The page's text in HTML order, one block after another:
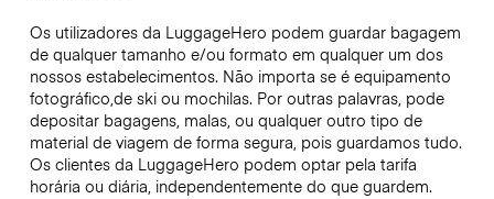
Os utilizadores da LuggageHero podem guardar bagagem
de qualquer tamanho e/ou formato em qualquer um dos
nossos estabelecimentos. Não importa se é equipamento
fotográfico,de ski ou mochilas. Por outras palavras, pode
depositar bagagens, malas, ou qualquer outro tipo de
material de viagem de forma segura, pois guardamos tudo.
Os clientes da LuggageHero podem optar pela tarifa
horária ou diária, independentemente do que guardem.